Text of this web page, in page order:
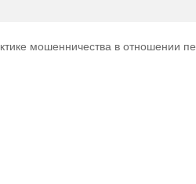
мошенничества в отношении